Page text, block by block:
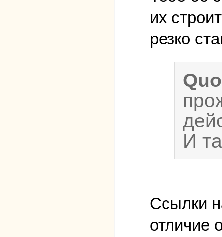
их
резко
И
Ссылки
отличие